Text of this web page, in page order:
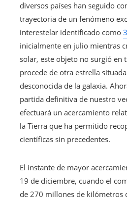
diversos países han seguido
trayectoria de un fenómeno
interestelar identificado como
inicialmente en julio mientras
solar, este objeto no surgió en
procede de otra estrella
desconocida de la galaxia.
partida definitiva de nuestro
efectuará un acercamiento
la Tierra que ha permitido
científicas sin precedentes.
El instante de mayor
19 de diciembre, cuando el
de 270 millones de kilómetros